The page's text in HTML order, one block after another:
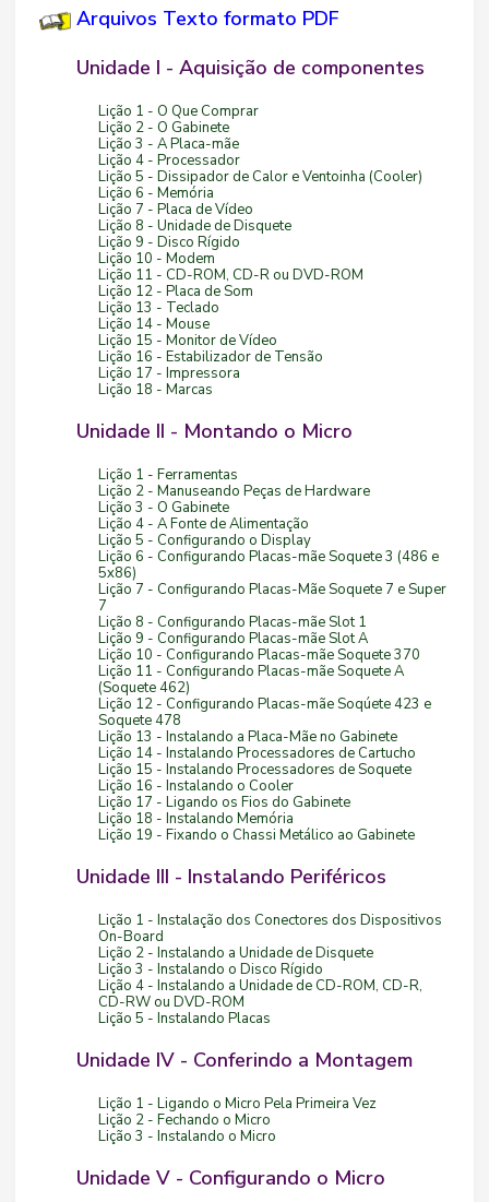
Arquivos Texto formato PDF
Unidade I - Aquisição de componentes
Lição 1 - O Que Comprar
Lição 2 - O Gabinete
Lição 3 - A Placa-mãe
Lição 4 - Processador
Lição 5 - Dissipador de Calor e Ventoinha (Cooler)
Lição 6 - Memória
Lição 7 - Placa de Vídeo
Lição 8 - Unidade de Disquete
Lição 9 - Disco Rígido
Lição 10 - Modem
Lição 11 - CD-ROM, CD-R ou DVD-ROM
Lição 12 - Placa de Som
Lição 13 - Teclado
Lição 14 - Mouse
Lição 15 - Monitor de Vídeo
Lição 16 - Estabilizador de Tensão
Lição 17 - Impressora
Lição 18 - Marcas
Unidade II - Montando o Micro
Lição 1 - Ferramentas
Lição 2 - Manuseando Peças de Hardware
Lição 3 - O Gabinete
Lição 4 - A Fonte de Alimentação
Lição 5 - Configurando o Display
Lição 6 - Configurando Placas-mãe Soquete 3 (486 e
5x86)
Lição 7 - Configurando Placas-Mãe Soquete 7 e Super
7
Lição 8 - Configurando Placas-mãe Slot 1
Lição 9 - Configurando Placas-mãe Slot A
Lição 10 - Configurando Placas-mãe Soquete 370
Lição 11 - Configurando Placas-mãe Soquete A
(Soquete 462)
Lição 12 - Configurando Placas-mãe Soqúete 423 e
Soquete 478
Lição 13 - Instalando a Placa-Mãe no Gabinete
Lição 14 - Instalando Processadores de Cartucho
Lição 15 - Instalando Processadores de Soquete
Lição 16 - Instalando o Cooler
Lição 17 - Ligando os Fios do Gabinete
Lição 18 - Instalando Memória
Lição 19 - Fixando o Chassi Metálico ao Gabinete
Unidade III - Instalando Periféricos
Lição 1 - Instalação dos Conectores dos Dispositivos
On-Board
Lição 2 - Instalando a Unidade de Disquete
Lição 3 - Instalando o Disco Rígido
Lição 4 - Instalando a Unidade de CD-ROM, CD-R,
CD-RW ou DVD-ROM
Lição 5 - Instalando Placas
Unidade IV - Conferindo a Montagem
Lição 1 - Ligando o Micro Pela Primeira Vez
Lição 2 - Fechando o Micro
Lição 3 - Instalando o Micro
Unidade V - Configurando o Micro